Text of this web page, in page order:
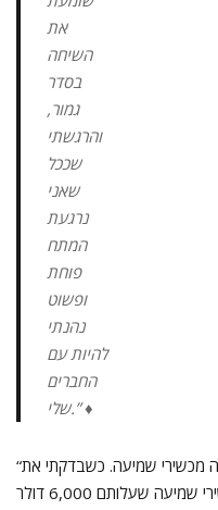
את
השיחה
בסדר
גמור,
והרגשתי
שככל
שאני
נרגעת
המתח
פוחת
ופשוט
נהנתי
להיות עם
החברים
שלי.” ♦
“אני אישה בת 83 שמעולם לא ענדה מכשירי שמיעה. כשבדקתי את
השמיעה, האודיולוג המליץ על מכשירי שמיעה שעלותם 6,000 דולר